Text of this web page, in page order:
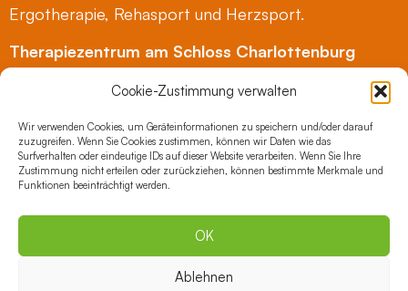
Cookie-Zustimmung verwalten
Wir verwenden Cookies, um Geräteinformationen zu speichern und/oder darauf
zuzugreifen. Wenn Sie Cookies zustimmen, können wir Daten wie das
Surfverhalten oder eindeutige IDs auf dieser Website verarbeiten. Wenn Sie Ihre
Zustimmung nicht erteilen oder zurückziehen, können bestimmte Merkmale und
Funktionen beeinträchtigt werden.
OK
Ablehnen
Ergotherapie, Rehasport und Herzsport.
Therapiezentrum am Schloss Charlottenburg
Tel.: 030 35199-800
Mail:therapiezentrum@vental.de
Ruschestraße 104, Haus 21
10365 Berlin